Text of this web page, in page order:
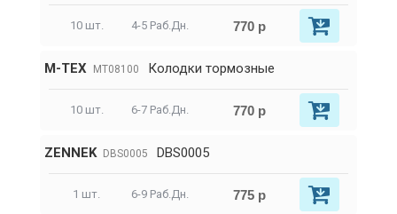
10 шт. 4-5 Раб.Дн. 770 р
M-TEX MT08100 Колодки тормозные
10 шт. 6-7 Раб.Дн. 770 р
ZENNEK DBS0005 DBS0005
1 шт. 6-9 Раб.Дн. 775 р